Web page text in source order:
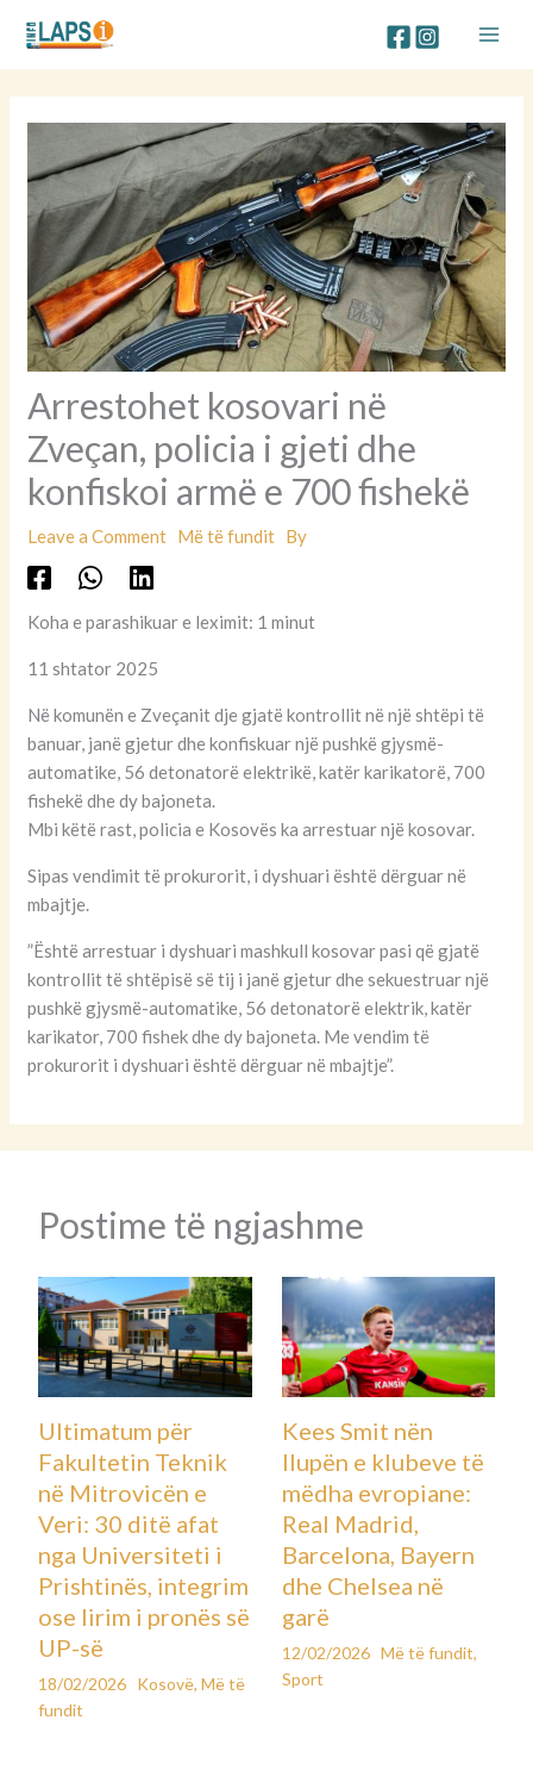
content
Arrestohet kosovari në
Zveçan, policia i gjeti dhe
konfiskoi armë e 700 fishekë
Leave a Comment Më të fundit By
Koha e parashikuar e leximit: 1 minut
11 shtator 2025
Në komunën e Zveçanit dje gjatë kontrollit në një shtëpi të
banuar, janë gjetur dhe konfiskuar një pushkë gjysmë-
automatike, 56 detonatorë elektrikë, katër karikatorë, 700
fishekë dhe dy bajoneta.
Mbi këtë rast, policia e Kosovës ka arrestuar një kosovar.
Sipas vendimit të prokurorit, i dyshuari është dërguar në
mbajtje.
”Është arrestuar i dyshuari mashkull kosovar pasi që gjatë
kontrollit të shtëpisë së tij i janë gjetur dhe sekuestruar një
pushkë gjysmë-automatike, 56 detonatorë elektrik, katër
karikator, 700 fishek dhe dy bajoneta. Me vendim të
prokurorit i dyshuari është dërguar në mbajtje”.
Postime të ngjashme
Ultimatum për
Fakultetin Teknik
në Mitrovicën e
Veri: 30 ditë afat
nga Universiteti i
Prishtinës, integrim
ose lirim i pronës së
UP-së
18/02/2026 Kosovë,Më të
fundit
Kees Smit nën
llupën e klubeve të
mëdha evropiane:
Real Madrid,
Barcelona, Bayern
dhe Chelsea në
garë
12/02/2026 Më të fundit,
Sport